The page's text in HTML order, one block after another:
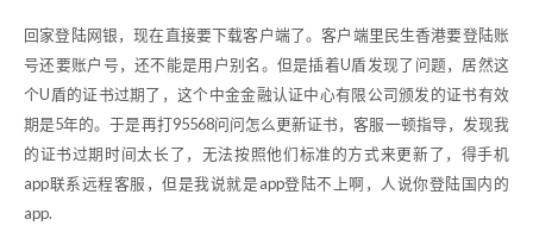
回家登陆网银，现在直接要下载客户端了。客户端里民生香港要登陆账
号还要账户号，还不能是用户别名。但是插着U盾发现了问题，居然这
个U盾的证书过期了，这个中金金融认证中心有限公司颁发的证书有效
期是5年的。于是再打95568问问怎么更新证书，客服一顿指导，发现我
的证书过期时间太长了，无法按照他们标准的方式来更新了，得手机
app联系远程客服，但是我说就是app登陆不上啊，人说你登陆国内的
app.